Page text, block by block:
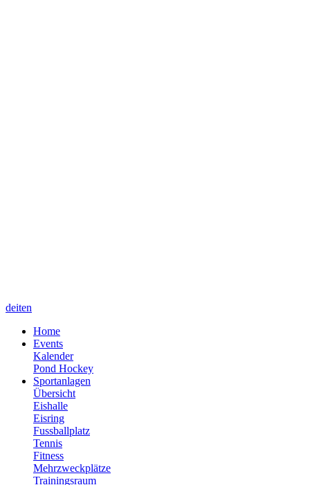
deiten
Home
Events
Kalender
Pond Hockey
Sportanlagen
Übersicht
Eishalle
Eisring
Fussballplatz
Tennis
Fitness
Mehrzweckplätze
Trainingsraum